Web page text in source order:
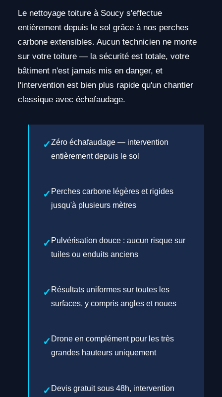
Le nettoyage toiture à Soucy s'effectue
entièrement depuis le sol grâce à nos perches
carbone extensibles. Aucun technicien ne monte
sur votre toiture — la sécurité est totale, votre
bâtiment n'est jamais mis en danger, et
l'intervention est bien plus rapide qu'un chantier
classique avec échafaudage.
Zéro échafaudage — intervention
entièrement depuis le sol
Perches carbone légères et rigides
jusqu'à plusieurs mètres
Pulvérisation douce : aucun risque sur
tuiles ou enduits anciens
Résultats uniformes sur toutes les
surfaces, y compris angles et noues
Drone en complément pour les très
grandes hauteurs uniquement
Devis gratuit sous 48h, intervention